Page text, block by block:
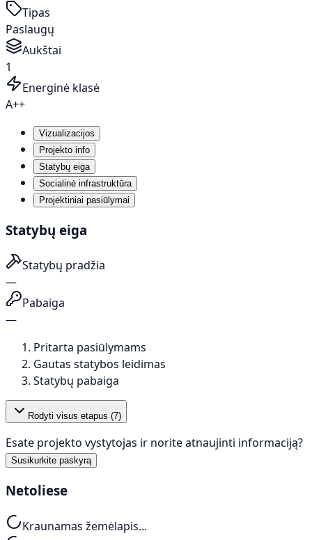
Tipas
Paslaugų
Aukštai
1
Energinė klasė
A++
Vizualizacijos
Projekto info
Statybų eiga
Socialinė infrastruktūra
Projektiniai pasiūlymai
Statybų eiga
Statybų pradžia
—
Pabaiga
—
Pritarta pasiūlymams
Gautas statybos leidimas
Statybų pabaiga
Rodyti visus etapus (7)
Esate projekto vystytojas ir norite atnaujinti informaciją?
Susikurkite paskyrą
Netoliese
Kraunamas žemėlapis...